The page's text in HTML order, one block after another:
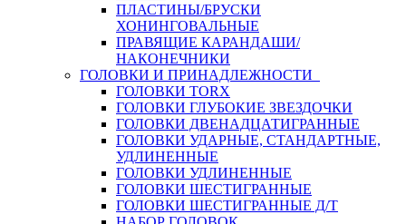
ПЛАСТИНЫ/БРУСКИ
ХОНИНГОВАЛЬНЫЕ
ПРАВЯЩИЕ КАРАНДАШИ/
НАКОНЕЧНИКИ
ГОЛОВКИ И ПРИНАДЛЕЖНОСТИ
ГОЛОВКИ TORX
ГОЛОВКИ ГЛУБОКИЕ ЗВЕЗДОЧКИ
ГОЛОВКИ ДВЕНАДЦАТИГРАННЫЕ
ГОЛОВКИ УДАРНЫЕ, СТАНДАРТНЫЕ,
УДЛИНЕННЫЕ
ГОЛОВКИ УДЛИНЕННЫЕ
ГОЛОВКИ ШЕСТИГРАННЫЕ
ГОЛОВКИ ШЕСТИГРАННЫЕ Д/Т